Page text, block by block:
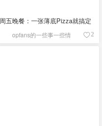
周五晚餐：一张薄底Pizza就搞定
opfans的一些事一些情 2